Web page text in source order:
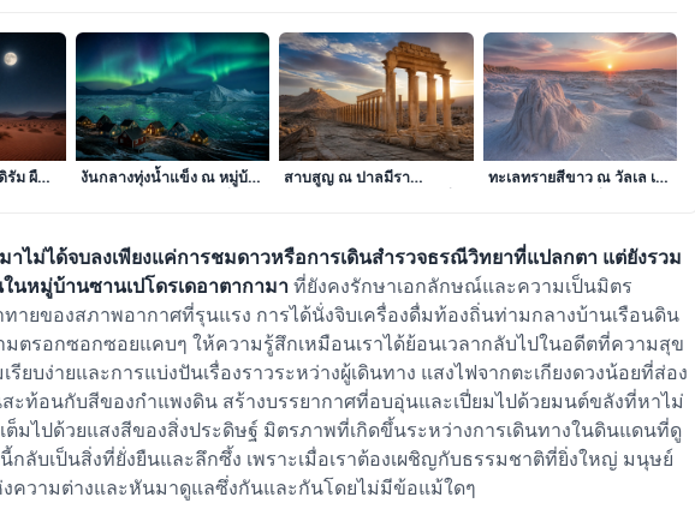
กาลใต้
รัม ผืน
ดั่งรอยจารึกแห่งความเงียบ
งันกลางทุ่งน้ำแข็ง ณ หมู่บ้า
เสียงเพรียกจากอารยธรรมที่
สาบสูญ ณ ปาลมีรา
รอยจารึกแห่งมนตรากลาง
ทะเลทรายสีขาว ณ วัลเล เด
าไม่ได้จบลงเพียงแค่การชมดาวหรือการเดินสำรวจธรณีวิทยาที่แปลกตา แต่ยังรวม
นหมู่บ้านซานเปโดรเดอาตากามาที่ยังคงรักษาเอกลักษณ์และความเป็นมิตร
ายของสภาพอากาศที่รุนแรง การได้นั่งจิบเครื่องดื่มท้องถิ่นท่ามกลางบ้านเรือนดิน
ามตรอกซอกซอยแคบๆ ให้ความรู้สึกเหมือนเราได้ย้อนเวลากลับไปในอดีตที่ความสุข
ยบง่ายและการแบ่งปันเรื่องราวระหว่างผู้เดินทาง แสงไฟจากตะเกียงดวงน้อยที่ส่อง
ะท้อนกับสีของกำแพงดิน สร้างบรรยากาศที่อบอุ่นและเปี่ยมไปด้วยมนต์ขลังที่หาไม่
ต็มไปด้วยแสงสีของสิ่งประดิษฐ์ มิตรภาพที่เกิดขึ้นระหว่างการเดินทางในดินแดนที่ดู
กลับเป็นสิ่งที่ยั่งยืนและลึกซึ้ง เพราะเมื่อเราต้องเผชิญกับธรรมชาติที่ยิ่งใหญ่ มนุษย์
ความต่างและหันมาดูแลซึ่งกันและกันโดยไม่มีข้อแม้ใดๆ